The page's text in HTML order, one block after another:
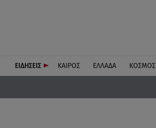
ΕΙΔΗΣΕΙΣ ΚΑΙΡΟΣ ΕΛΛΑΔΑ ΚΟΣΜΟΣ